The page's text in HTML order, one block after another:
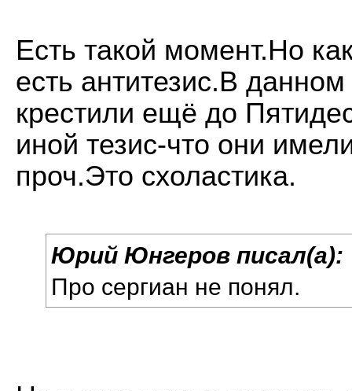
Есть такой момент.Но
есть антитезис.В
крестили ещё до
иной тезис-что они
проч.Это схоластика.
Юрий Юнгеров писал(а):
Про сергиан не понял.